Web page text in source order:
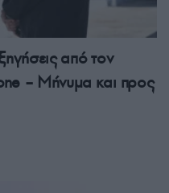
από τον
– Μήνυμα και προς